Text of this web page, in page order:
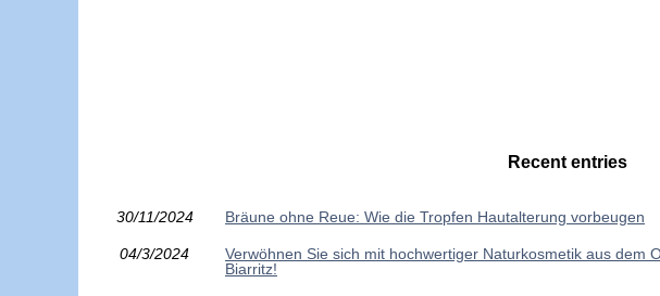
Recent entries
30/11/2024 Bräune ohne Reue: Wie die Tropfen Hautalterung vorbeugen
04/3/2024
Verwöhnen Sie sich mit hochwertiger Naturkosmetik aus dem
Biarritz!